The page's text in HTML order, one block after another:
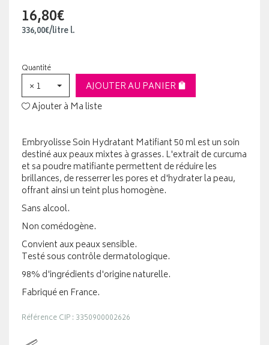
16,80€
336,00€/litrel.
Quantité
× 1
AJOUTER AU PANIER
Ajouter à Ma liste
Embryolisse Soin Hydratant Matifiant 50 ml est un soin
destiné aux peaux mixtes à grasses. L'extrait de curcuma
et sa poudre matifiante permettent de réduire les
brillances, de resserrer les pores et d'hydrater la peau,
offrant ainsi un teint plus homogène.
Sans alcool.
Non comédogène.
Convient aux peaux sensible.
Testé sous contrôle dermatologique.
98% d'ingrédients d'origine naturelle.
Fabriqué en France.
Référence CIP : 3350900002626